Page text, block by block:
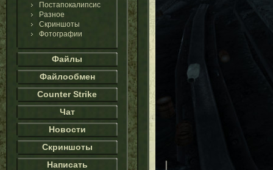
Постапокалипсис
Разное
Скриншоты
Фотографии
Файлы
Файлообмен
Counter Strike
Чат
Новости
Скриншоты
Написать